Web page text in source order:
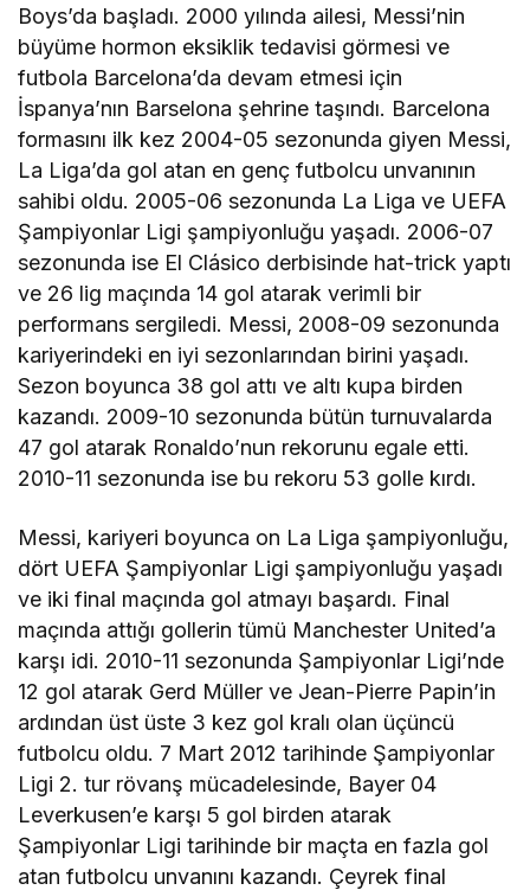
Boys’da başladı. 2000 yılında ailesi, Messi’nin
büyüme hormon eksiklik tedavisi görmesi ve
futbola Barcelona’da devam etmesi için
İspanya’nın Barselona şehrine taşındı. Barcelona
formasını ilk kez 2004-05 sezonunda giyen Messi,
La Liga’da gol atan en genç futbolcu unvanının
sahibi oldu. 2005-06 sezonunda La Liga ve UEFA
Şampiyonlar Ligi şampiyonluğu yaşadı. 2006-07
sezonunda ise El Clásico derbisinde hat-trick yaptı
ve 26 lig maçında 14 gol atarak verimli bir
performans sergiledi. Messi, 2008-09 sezonunda
kariyerindeki en iyi sezonlarından birini yaşadı.
Sezon boyunca 38 gol attı ve altı kupa birden
kazandı. 2009-10 sezonunda bütün turnuvalarda
47 gol atarak Ronaldo’nun rekorunu egale etti.
2010-11 sezonunda ise bu rekoru 53 golle kırdı.
Messi, kariyeri boyunca on La Liga şampiyonluğu,
dört UEFA Şampiyonlar Ligi şampiyonluğu yaşadı
ve iki final maçında gol atmayı başardı. Final
maçında attığı gollerin tümü Manchester United’a
karşı idi. 2010-11 sezonunda Şampiyonlar Ligi’nde
12 gol atarak Gerd Müller ve Jean-Pierre Papin’in
ardından üst üste 3 kez gol kralı olan üçüncü
futbolcu oldu. 7 Mart 2012 tarihinde Şampiyonlar
Ligi 2. tur rövanş mücadelesinde, Bayer 04
Leverkusen’e karşı 5 gol birden atarak
Şampiyonlar Ligi tarihinde bir maçta en fazla gol
atan futbolcu unvanını kazandı. Çeyrek final